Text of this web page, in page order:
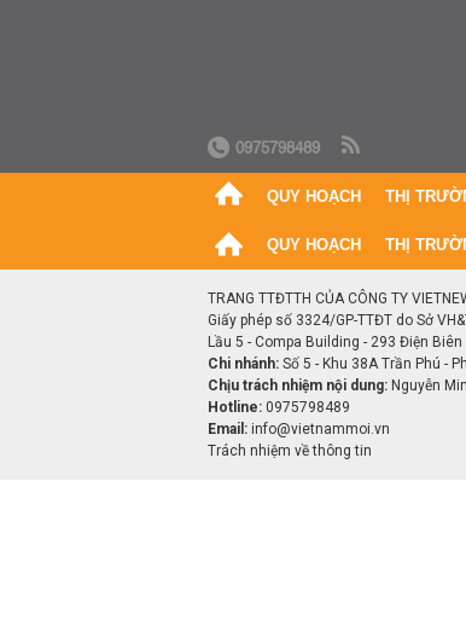
0975798489
QUY HOẠCH THỊ
QUY HOẠCH THỊ
TRANG TTĐTTH CỦA CÔNG TY
Giấy phép số 3324/GP-TTĐT do Sở
Lầu 5 - Compa Building - 293 Điện Biên
Chi nhánh: Số 5 - Khu 38A Trần Phú -
Chịu trách nhiệm nội dung: Nguyễn
Hotline: 0975798489
Email: info@vietnammoi.vn
Trách nhiệm về thông tin